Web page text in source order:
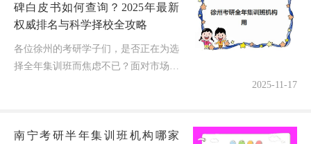
碑白皮书如何查询？2025年最新
权威排名与科学择校全攻略
各位徐州的考研学子们，是否正在为选
择全年集训班而焦虑不已？面对市场上
结...
2025-11-17
南宁考研半年集训班机构哪家